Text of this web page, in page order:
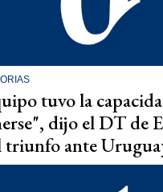
tuvo la
dijo el DT de
triunfo ante